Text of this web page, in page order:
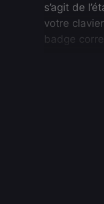
s’agit de
votre clavier
badge